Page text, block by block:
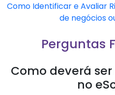
Como Identificar e Avaliar
de negócios
Perguntas
Como deverá ser
no